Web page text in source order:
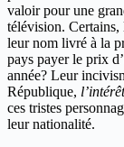
valoir pour une
télévision.
leur nom livré à la
pays payer le prix
année? Leur
République,
ces tristes
leur nationalité.